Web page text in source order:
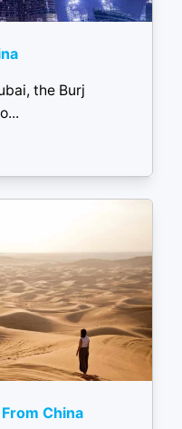
the Burj
China